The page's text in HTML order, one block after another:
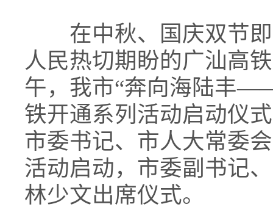
在中秋、国庆双节即
人民热切期盼的广汕高
午，我市“奔向海陆丰
铁开通系列活动启动仪
市委书记、市人大常委
活动启动，市委副书记
林少文出席仪式。